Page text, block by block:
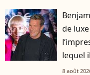
de
lequel
8 août